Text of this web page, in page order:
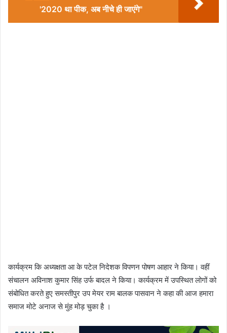
'2020 था पीक, अब नीचे ही जाएंगे"
कार्यक्रम कि अध्यक्षता आ के पटेल निदेशक विपणन पोषण आहार ने किया। वहीं
संचालन अविनाश कुमार सिंह उर्फ बादल ने किया। कार्यक्रम में उपस्थित लोगों को
संबोधित करते हुए समस्तीपुर उप मेयर राम बालक पासवान ने कहा की आज हमारा
समाज मोटे अनाज से मुंह मोड़ चुका है ।